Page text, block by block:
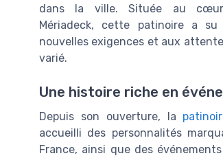
dans la ville. Située au
Mériadeck, cette patinoire a su
nouvelles exigences et aux
varié.
Une histoire riche en
Depuis son ouverture, la
accueilli des personnalités
France, ainsi que des